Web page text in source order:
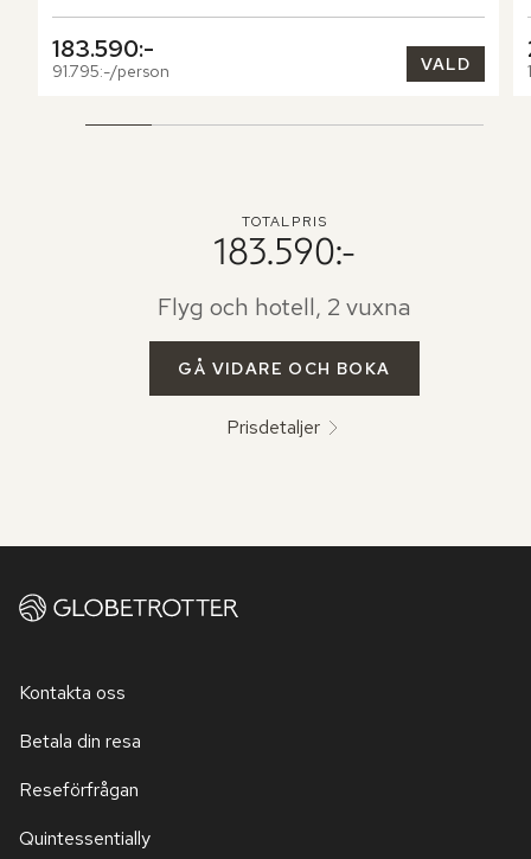
183.590:-
91.795:-/person VALD
TOTALPRIS
183.590:-
Flyg och hotell, 2 vuxna
GÅ VIDARE OCH BOKA
Prisdetaljer
Kontakta oss
Betala din resa
Reseförfrågan
Quintessentially